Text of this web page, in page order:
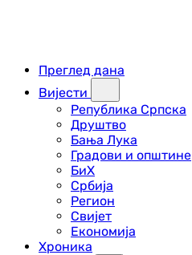
Преглед дана
Вијести
Република Српска
Друштво
Бања Лука
Градови и општине
БиХ
Србија
Регион
Свијет
Економија
Хроника